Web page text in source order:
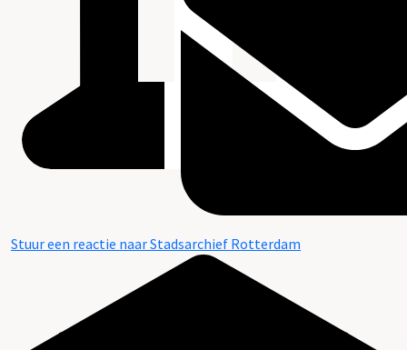
Stuur een reactie naar Stadsarchief Rotterdam